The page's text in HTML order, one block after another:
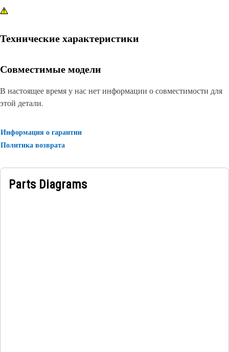
Технические характеристики
Совместимые модели
В настоящее время у нас нет информации о совместимости для
этой детали.
Информация о гарантии
Политика возврата
Parts Diagrams